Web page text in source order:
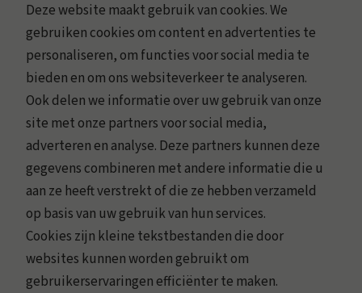
Deze website maakt gebruik van cookies. We
gebruiken cookies om content en advertenties te
personaliseren, om functies voor social media te
bieden en om ons websiteverkeer te analyseren.
Ook delen we informatie over uw gebruik van onze
site met onze partners voor social media,
adverteren en analyse. Deze partners kunnen deze
gegevens combineren met andere informatie die u
aan ze heeft verstrekt of die ze hebben verzameld
op basis van uw gebruik van hun services.
Cookies zijn kleine tekstbestanden die door
websites kunnen worden gebruikt om
gebruikerservaringen efficiënter te maken.